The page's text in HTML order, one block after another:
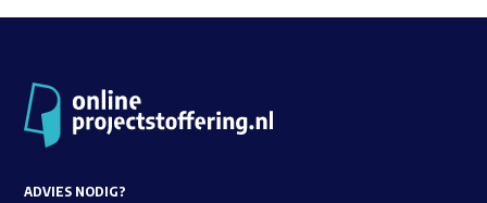
ADVIES NODIG?